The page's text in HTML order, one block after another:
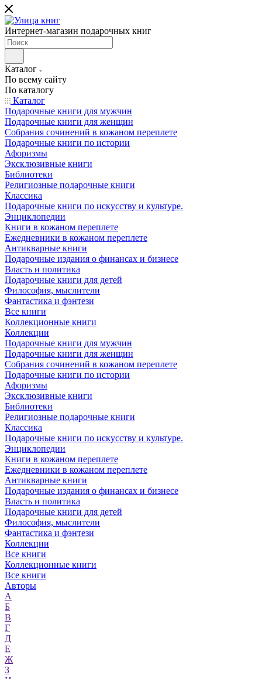
Интернет-магазин подарочных книг
Каталог
По всему сайту
По каталогу
Каталог
Подарочные книги для мужчин
Подарочные книги для женщин
Собрания сочинений в кожаном переплете
Подарочные книги по истории
Афоризмы
Эксклюзивные книги
Библиотеки
Религиозные подарочные книги
Классика
Подарочные книги по искусству и культуре.
Энциклопедии
Книги в кожаном переплете
Ежедневники в кожаном переплете
Антикварные книги
Подарочные издания о финансах и бизнесе
Власть и политика
Подарочные книги для детей
Философия, мыслители
Фантастика и фэнтези
Все книги
Коллекционные книги
Коллекции
Подарочные книги для мужчин
Подарочные книги для женщин
Собрания сочинений в кожаном переплете
Подарочные книги по истории
Афоризмы
Эксклюзивные книги
Библиотеки
Религиозные подарочные книги
Классика
Подарочные книги по искусству и культуре.
Энциклопедии
Книги в кожаном переплете
Ежедневники в кожаном переплете
Антикварные книги
Подарочные издания о финансах и бизнесе
Власть и политика
Подарочные книги для детей
Философия, мыслители
Фантастика и фэнтези
Коллекции
Все книги
Коллекционные книги
Все книги
Авторы
А
Б
В
Г
Д
Е
Ж
З